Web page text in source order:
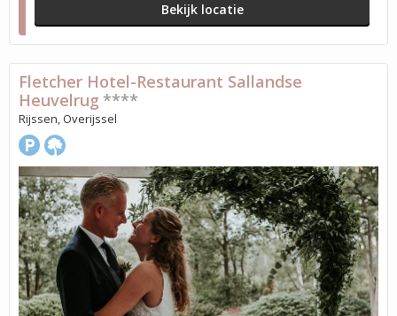
Bekijk locatie
Fletcher Hotel-Restaurant Sallandse
Heuvelrug ****
Rijssen, Overijssel